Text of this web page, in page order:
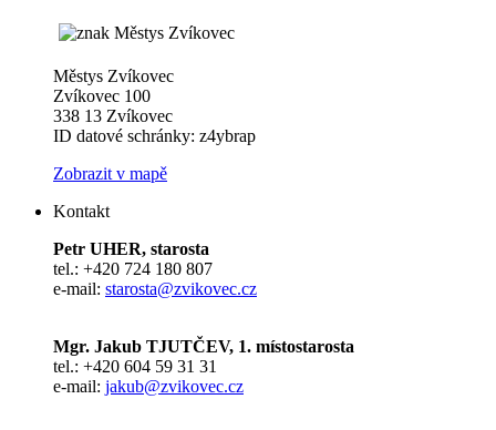
Městys Zvíkovec
Zvíkovec 100
338 13 Zvíkovec
ID datové schránky: z4ybrap
Zobrazit v mapě
Kontakt
Petr UHER, starosta
tel.: +420 724 180 807
e-mail: starosta@zvikovec.cz
Mgr. Jakub TJUTČEV, 1. místostarosta
tel.: +420 604 59 31 31
e-mail: jakub@zvikovec.cz